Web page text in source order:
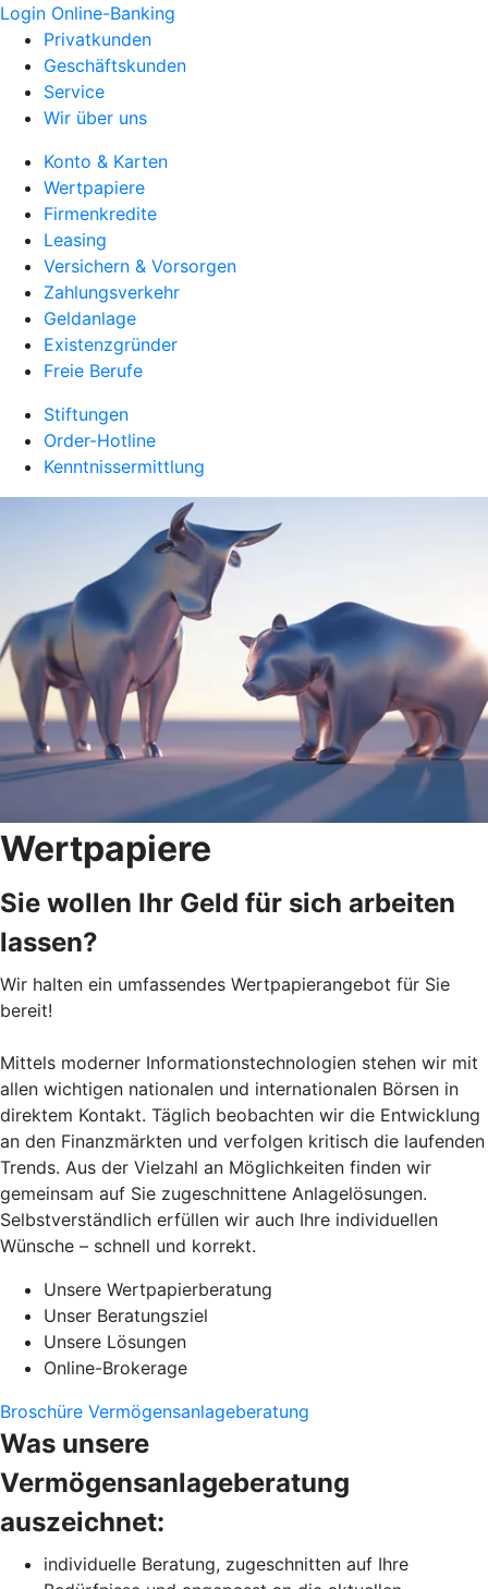
Login Online-Banking
Privatkunden
Geschäftskunden
Service
Wir über uns
Konto & Karten
Wertpapiere
Firmenkredite
Leasing
Versichern & Vorsorgen
Zahlungsverkehr
Geldanlage
Existenzgründer
Freie Berufe
Stiftungen
Order-Hotline
Kenntnissermittlung
Wertpapiere
Sie wollen Ihr Geld für sich arbeiten
lassen?
Wir halten ein umfassendes Wertpapierangebot für Sie
bereit!
Mittels moderner Informationstechnologien stehen wir mit
allen wichtigen nationalen und internationalen Börsen in
direktem Kontakt. Täglich beobachten wir die Entwicklung
an den Finanzmärkten und verfolgen kritisch die laufenden
Trends. Aus der Vielzahl an Möglichkeiten finden wir
gemeinsam auf Sie zugeschnittene Anlagelösungen.
Selbstverständlich erfüllen wir auch Ihre individuellen
Wünsche – schnell und korrekt.
Unsere Wertpapierberatung
Unser Beratungsziel
Unsere Lösungen
Online-Brokerage
Broschüre Vermögensanlageberatung
Was unsere
Vermögensanlageberatung
auszeichnet:
individuelle Beratung, zugeschnitten auf Ihre